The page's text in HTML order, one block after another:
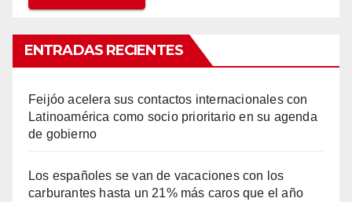
ENTRADAS RECIENTES
Feijóo acelera sus contactos internacionales con
Latinoamérica como socio prioritario en su agenda
de gobierno
Los españoles se van de vacaciones con los
carburantes hasta un 21% más caros que el año